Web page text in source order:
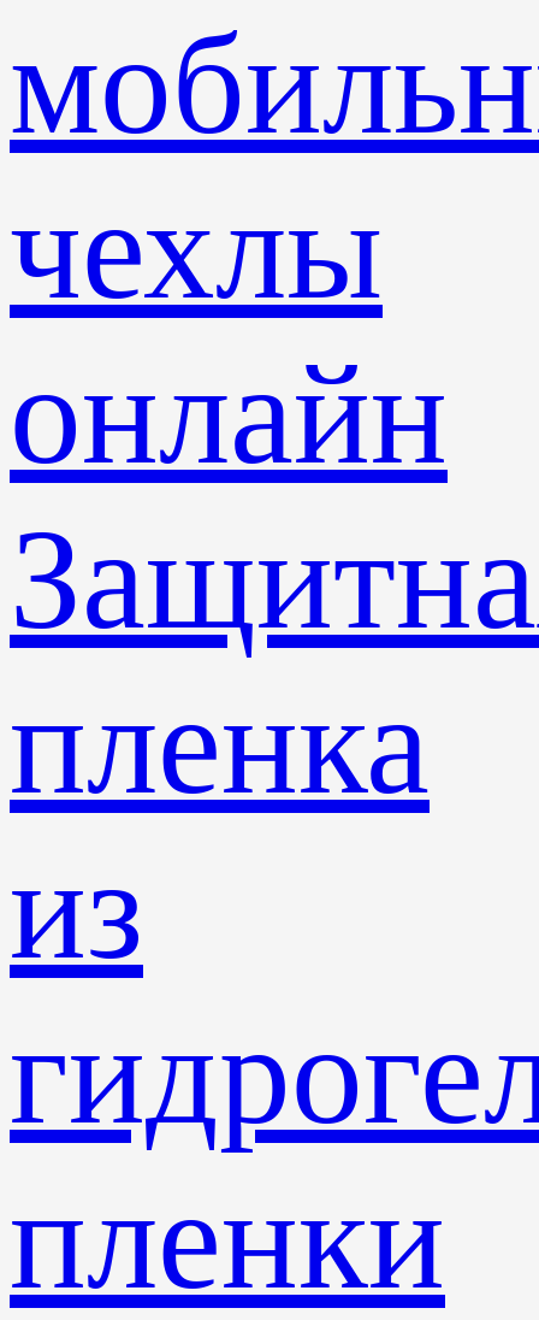
чехлы
онлайн
пленка
из
пленки